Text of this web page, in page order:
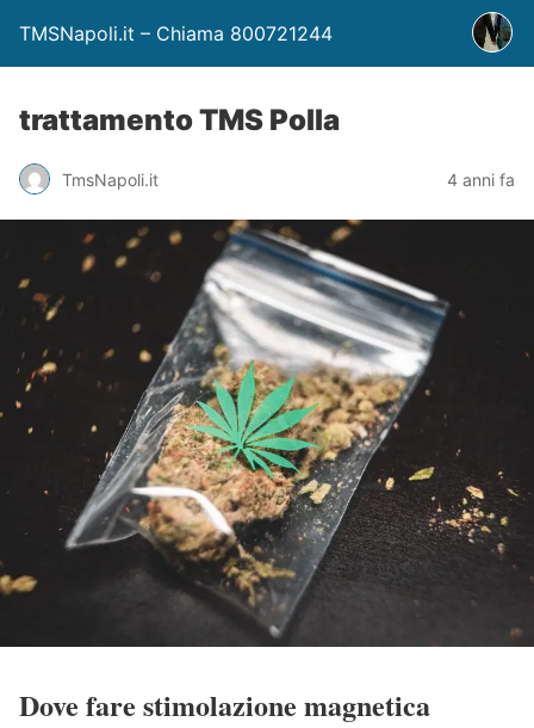
TMSNapoli.it – Chiama 800721244
trattamento TMS Polla
TmsNapoli.it 4 anni fa
Dove fare stimolazione magnetica